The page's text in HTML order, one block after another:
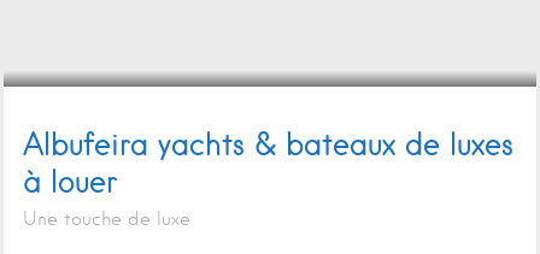
Albufeira yachts & bateaux de luxes
à louer
Une touche de luxe